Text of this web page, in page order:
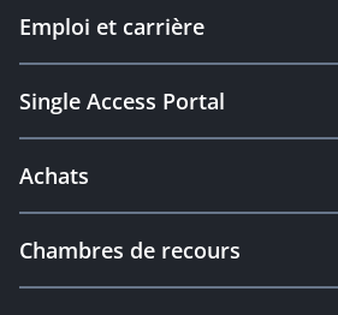
Emploi et carrière
Single Access Portal
Achats
Chambres de recours